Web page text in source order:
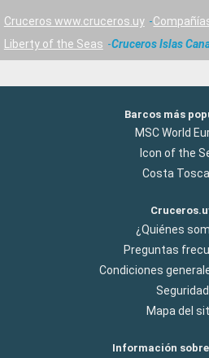
Cruceros www.cruceros.uy
Liberty of the Seas
Cruceros Islas
Barcos más
MSC World
Icon of the
Costa
¿Quiénes
Preguntas
Condiciones
Seguridad
Mapa del
Información